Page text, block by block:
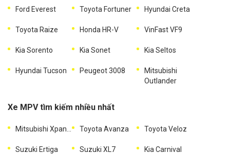
Ford Everest Toyota Fortuner Hyundai Creta
Toyota Raize Honda HR-V VinFast VF9
Kia Sorento Kia Sonet Kia Seltos
Hyundai Tucson Peugeot 3008
Mitsubishi
Outlander
Xe MPV tìm kiếm nhiều nhất
Toyota Avanza Toyota Veloz
Suzuki Ertiga Suzuki XL7 Kia Carnival